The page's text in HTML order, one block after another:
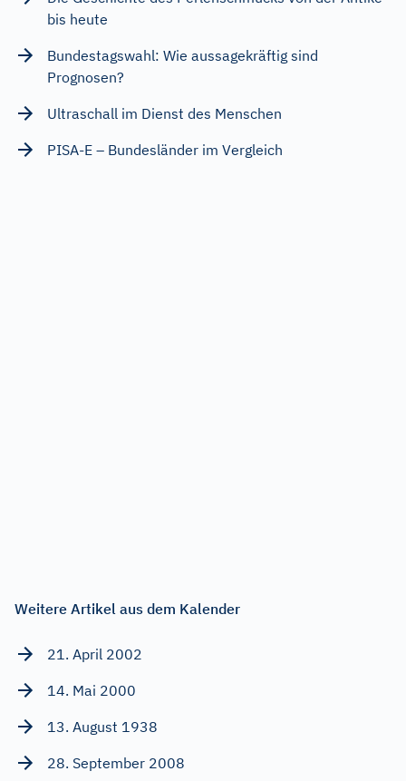
bis heute
Bundestagswahl: Wie aussagekräftig sind
Prognosen?
Ultraschall im Dienst des Menschen
PISA-E – Bundesländer im Vergleich
Weitere Artikel aus dem Kalender
21. April 2002
14. Mai 2000
13. August 1938
28. September 2008